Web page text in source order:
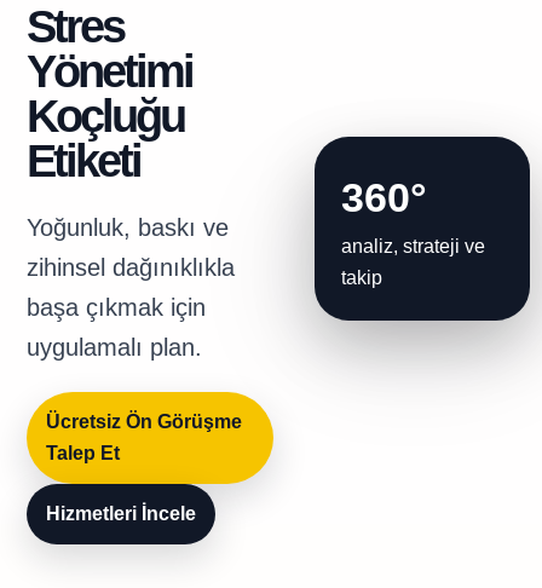
Stres
Yönetimi
Koçluğu
Etiketi
Yoğunluk, baskı ve
zihinsel dağınıklıkla
başa çıkmak için
uygulamalı plan.
Ücretsiz Ön Görüşme
Talep Et
Hizmetleri İncele
360°
analiz, strateji ve
takip